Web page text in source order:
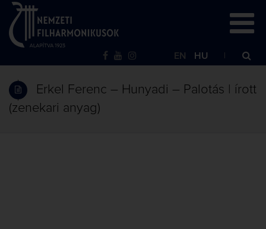
EN HU
Erkel Ferenc – Hunyadi – Palotás | írott
(zenekari anyag)